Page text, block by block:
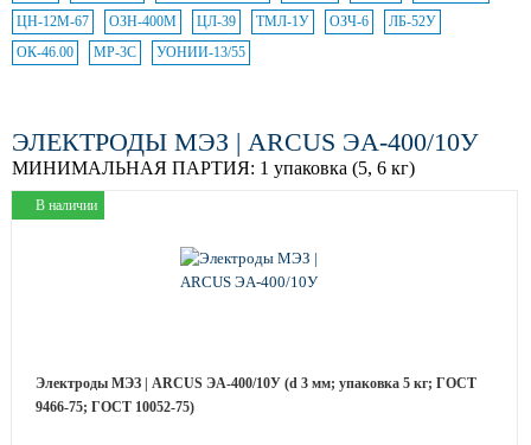
ЦН-12М-67
ОЗН-400М ЦЛ-39 ТМЛ-1У ОЗЧ-6
ЛБ-52У
ОК-46.00
МР-3С УОНИИ-13/55
ЭЛЕКТРОДЫ МЭЗ | ARCUS ЭА-400/10У
МИНИМАЛЬНАЯ ПАРТИЯ: 1 упаковка (5, 6 кг)
В наличии
Электроды МЭЗ | ARCUS ЭА-400/10У (d 3 мм; упаковка 5 кг; ГОСТ
9466-75; ГОСТ 10052-75)